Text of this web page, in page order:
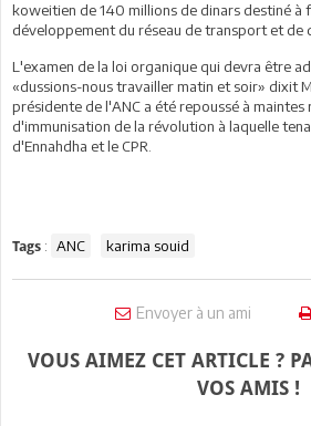
koweitien de 140 millions de dinars destiné à
développement du réseau de transport et de
L'examen de la loi organique qui devra être
«dussions-nous travailler matin et soir» dixit
présidente de l'ANC a été repoussé à
d'immunisation de la révolution à laquelle
d'Ennahdha et le CPR.
Tags : ANC karima souid
Envoyer à un ami
VOUS AIMEZ CET ARTICLE ?
VOS AMIS !